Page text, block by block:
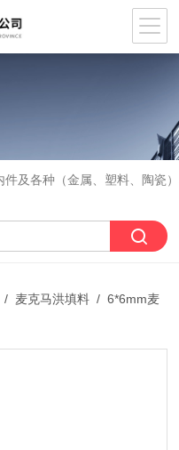
件及各种（金属、塑料、陶瓷
/ 麦克马洪填料 / 6*6mm麦